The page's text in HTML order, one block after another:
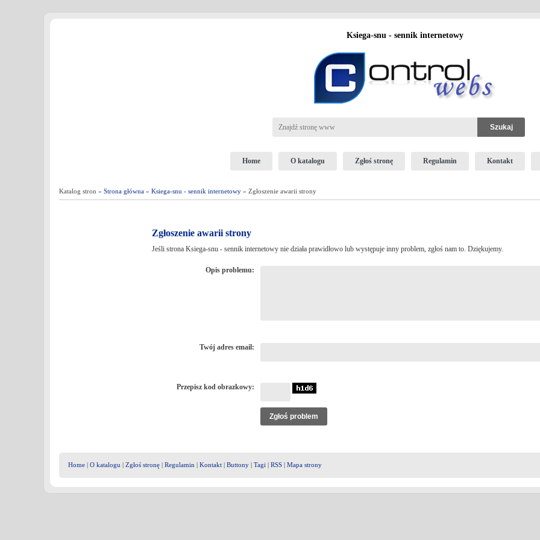
Ksiega-snu - sennik internetowy
Home O katalogu Zgłoś stronę Regulamin Kontakt
Katalog stron » Strona główna » Ksiega-snu - sennik internetowy » Zgłoszenie awarii strony
Zgłoszenie awarii strony
Jeśli strona Ksiega-snu - sennik internetowy nie działa prawidłowo lub występuje inny problem, zgłoś nam to. Dziękujemy.
Opis problemu:
Twój adres email:
Przepisz kod obrazkowy:
Home O katalogu Zgłoś stronę Regulamin Kontakt Buttony Tagi RSS Mapa strony